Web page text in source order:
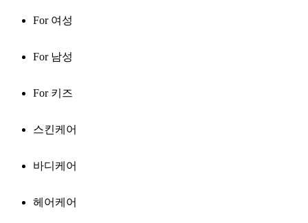
For 여성
For 남성
For 키즈
스킨케어
바디케어
헤어케어